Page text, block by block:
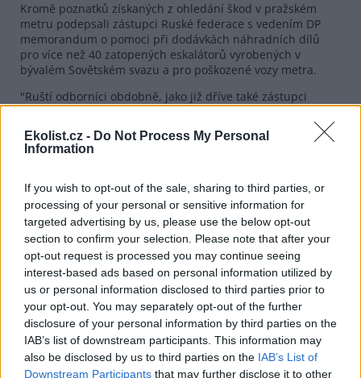
Ekolist.cz - Do Not Process My Personal
Information
If you wish to opt-out of the sale, sharing to third parties, or
processing of your personal or sensitive information for
targeted advertising by us, please use the below opt-out
section to confirm your selection. Please note that after your
opt-out request is processed you may continue seeing
interest-based ads based on personal information utilized by
us or personal information disclosed to third parties prior to
your opt-out. You may separately opt-out of the further
disclosure of your personal information by third parties on the
IAB’s list of downstream participants. This information may
also be disclosed by us to third parties on the IAB’s List of
Downstream Participants that may further disclose it to other
Kromě poznatků získaných z ohledání škod v pražském
metru podepsali zástupci Ruské federace s vedením DP
memorandum o pomoci při dodávkách náhradních dílů
pro více než 40 zatopených eskalátorů vyrobených v
bývalém Sovětském svazu a pro poškozené vozy metra.
"Ruští odborníci obdobně, jako již dříve také zástupci
že DP učinil maximum při ochraně zařízení metra před
povodní," řekla Kuchařová. Exkurze do prostor poničeného
pražského metra však podle Kuchařové prokázala nutnost
v nadzemní části, či nevhodnost soustředění veškerých
rozvodů do podzemních prostor.
reklama